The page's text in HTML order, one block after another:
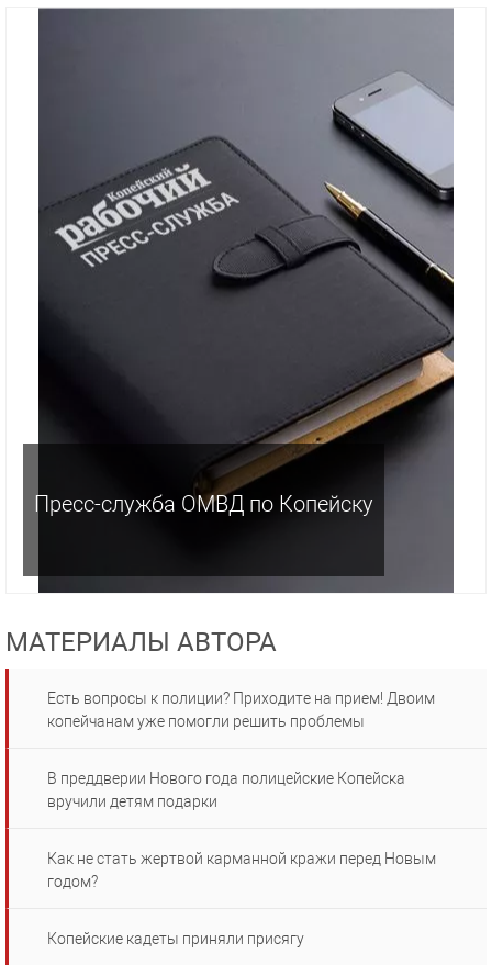
Пресс-служба ОМВД по Копейску
МАТЕРИАЛЫ АВТОРА
Есть вопросы к полиции? Приходите на прием! Двоим
копейчанам уже помогли решить проблемы
В преддверии Нового года полицейские Копейска
вручили детям подарки
Как не стать жертвой карманной кражи перед Новым
годом?
Копейские кадеты приняли присягу